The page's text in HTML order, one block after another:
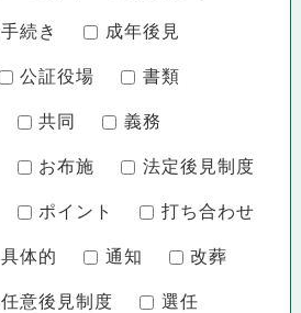
手続き 成年後見
公証役場 書類
共同 義務
お布施 法定後見制度
ポイント 打ち合わせ
具体的 通知 改葬
任意後見制度 選任